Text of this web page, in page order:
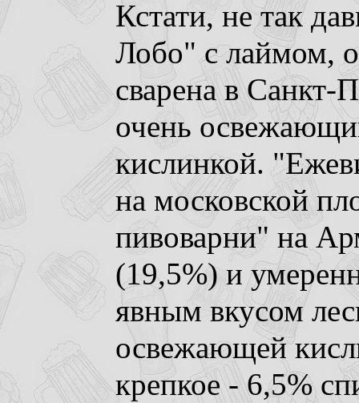
Кстати, не так
Лобо" с лаймом,
сварена в Санкт-
очень
кислинкой.
на московской
пивоварни" на
(19,5%) и
явным вкусом
освежающей
крепкое - 6,5%